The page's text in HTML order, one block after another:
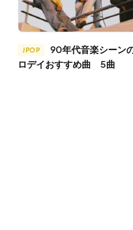
JPOP
ロデイおすすめ曲 5曲